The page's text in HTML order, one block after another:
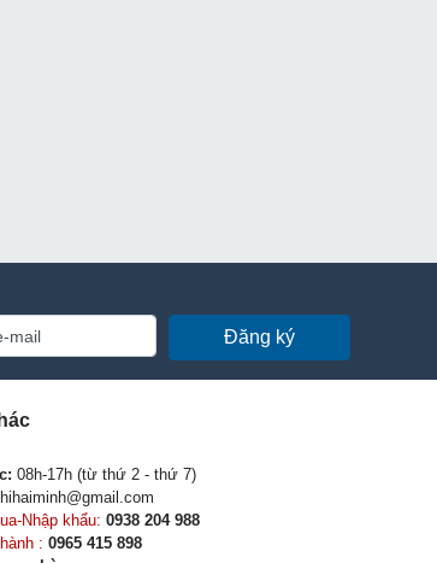
Đăng ký
08h-17h (từ thứ 2 - thứ 7)
Nhập khẩu: 0938 204 988
: 0965 415 898